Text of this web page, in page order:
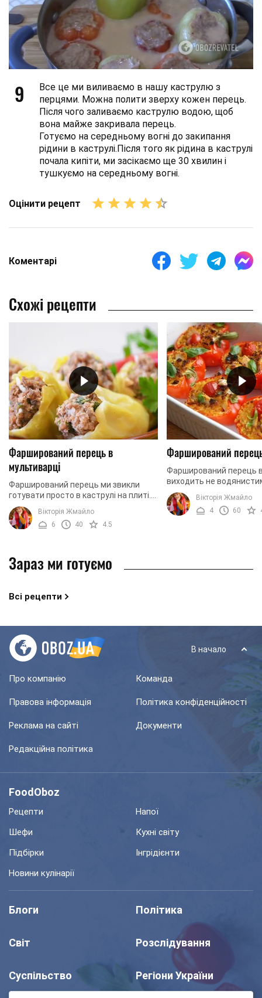
9
Все це ми виливаємо в нашу каструлю з
перцями. Можна полити зверху кожен перець.
Після чого заливаємо каструлю водою, щоб
вона майже закривала перець.
Готуємо на середньому вогні до закипання
рідини в каструлі.Після того як рідина в каструлі
почала кипіти, ми засікаємо ще 30 хвилин і
тушкуємо на середньому вогні.
Оцінити рецепт
Коментарі
Схожі рецепти
Фарширований перець в
мультиварці
Фарширований перець ми звикли
готувати просто в каструлі на плиті.
Пропонуємо вам спробувати
приготувати фарширований перець в
мультиварці, адже це ...
Вікторія Жмайло
6
40 4.5
Фарширований
Фарширований перець в
виходить не
соковитим і дуже
Сметанний соус надає
смак і відмінно
Вікторія Жмайло
4
60
Зараз ми готуємо
Всі рецепти
В начало
Про компанію Команда
Правова інформація Політика конфіденційності
Реклама на сайті Документи
Редакційна політика
FoodOboz
Рецепти
Напої
Шефи
Кухні світу
Підбірки
Інгрідієнти
Новини кулінарії
Блоги Політика
Світ Розслідування
Суспільство Регіони України